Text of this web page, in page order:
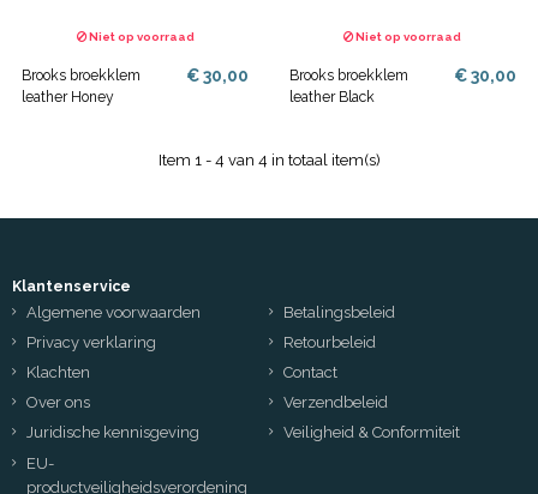
Niet op voorraad
Brooks broekklem
leather Honey
€ 30,00
Niet op voorraad
Brooks broekklem
leather Black
€ 30,00
Item 1 - 4 van 4 in totaal item(s)
Klantenservice
Algemene voorwaarden
Betalingsbeleid
Privacy verklaring
Retourbeleid
Klachten
Contact
Over ons
Verzendbeleid
Juridische kennisgeving
Veiligheid & Conformiteit
EU-
productveiligheidsverordening